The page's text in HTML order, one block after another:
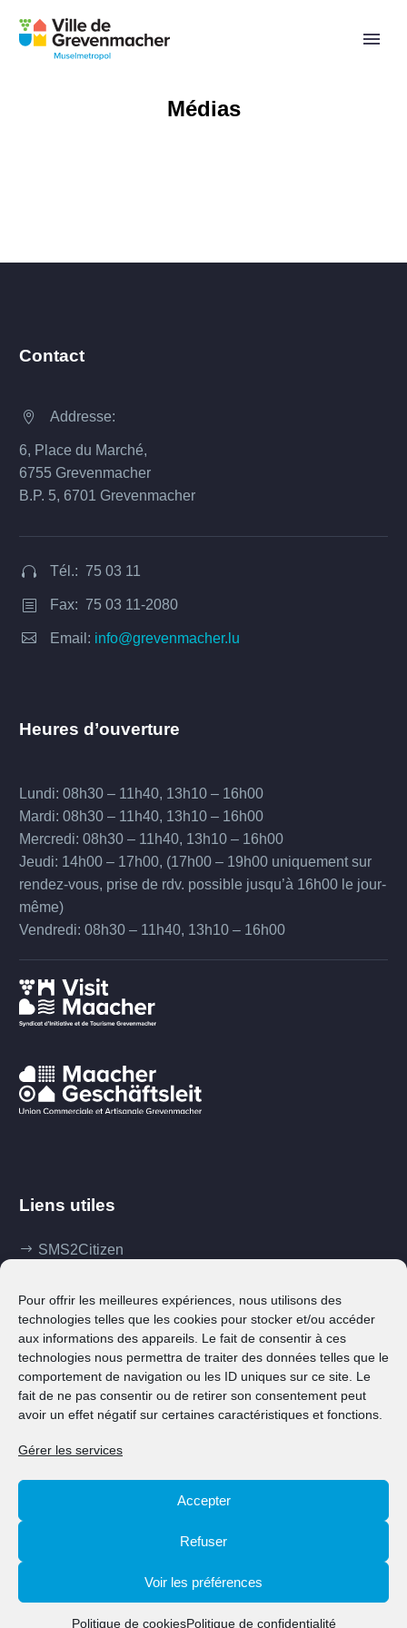
Pour offrir les meilleures expériences, nous utilisons des
technologies telles que les cookies pour stocker et/ou accéder
aux informations des appareils. Le fait de consentir à ces
technologies nous permettra de traiter des données telles que le
comportement de navigation ou les ID uniques sur ce site. Le
fait de ne pas consentir ou de retirer son consentement peut
avoir un effet négatif sur certaines caractéristiques et fonctions.
Gérer les services
Accepter
Refuser
Voir les préférences
Politique de cookiesPolitique de confidentialité
Médias
Contact

 Addresse:
6, Place du Marché,
6755 Grevenmacher
B.P. 5, 6701 Grevenmacher

 Tél.: 75 03 11
b
b Fax: 75 03 11-2080

 Email: info@grevenmacher.lu
Heures d’ouverture
Lundi: 08h30 – 11h40, 13h10 – 16h00
Mardi: 08h30 – 11h40, 13h10 – 16h00
Mercredi: 08h30 – 11h40, 13h10 – 16h00
Jeudi: 14h00 – 17h00, (17h00 – 19h00 uniquement sur
rendez-vous, prise de rdv. possible jusqu’à 16h00 le jour-
même)
Vendredi: 08h30 – 11h40, 13h10 – 16h00
Liens utiles
SMS2Citizen
Ma commune
Contact
© 2026 Ville de Grevenmacher
Notices légales
Politique de cookies (UE)